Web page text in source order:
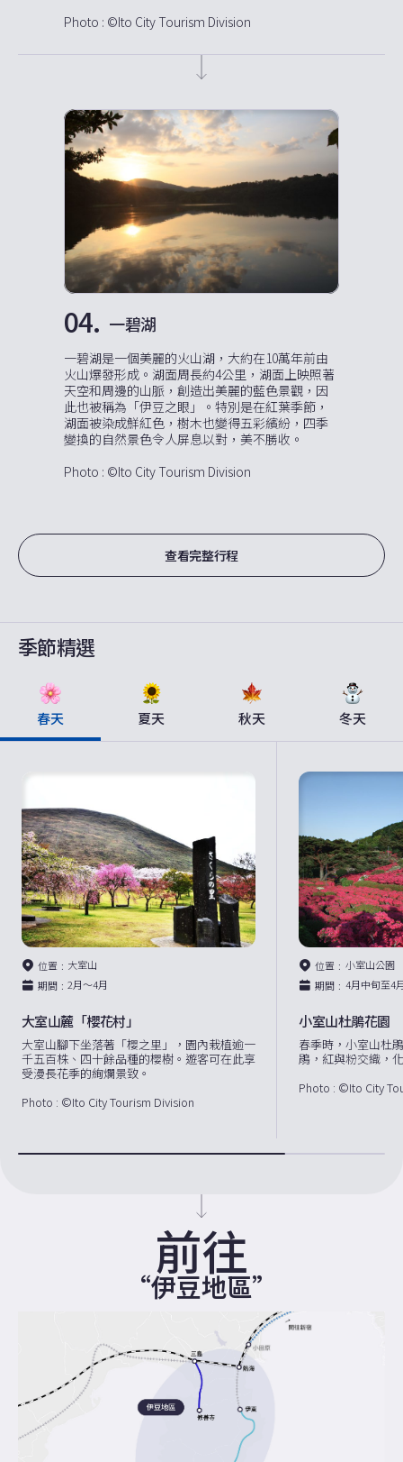
Photo : ©Ito City Tourism Division
04. 一碧湖
一碧湖是一個美麗的火山湖，大約在10萬年前由
火山爆發形成。湖面周長約4公里，湖面上映照著
天空和周邊的山脈，創造出美麗的藍色景觀，因
此也被稱為「伊豆之眼」。特別是在紅葉季節，
湖面被染成鮮紅色，樹木也變得五彩繽紛，四季
變換的自然景色令人屏息以對，美不勝收。
Photo : ©Ito City Tourism Division
查看完整行程
季節精選
春天 夏天 秋天 冬天
位置
大室山
期間
2月～4月
大室山麓「櫻花村」
大室山腳下坐落著「櫻之里」，園內栽植逾一
千五百株、四十餘品種的櫻樹。遊客可在此享
受漫長花季的絢爛景致。
Photo : ©Ito City Tourism Division
位置
小室山公園
期間
4月中旬至4
小室山杜鵑花園
春季時，小室山杜
鵑，紅與粉交織，
Photo : ©Ito City
前往
“伊豆地區”